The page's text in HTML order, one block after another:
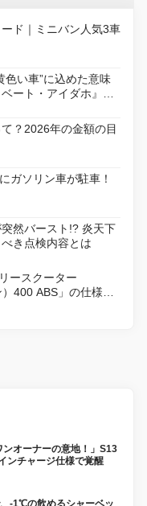
ド｜ミニバン人気3車
色い車”に込めた意味
ート・アイダホ』が
復活
？2026年の金額の目
ガソリン車が駐車！
然バースト!? 炎天下
き点検内容とは
ースクーター
400 ABS」の仕様を
ンオーナーの意地！」S13
ンチャージ仕様で覚醒
-1℃の飲めるシャーベッ